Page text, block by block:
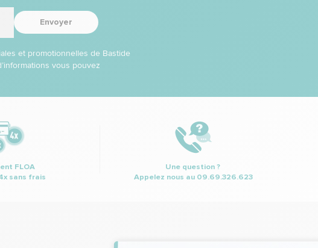
Envoyer
et promotionnelles de Bastide
vous pouvez
FLOA
sans frais
Une question ?
Appelez nous au 09.69.326.623